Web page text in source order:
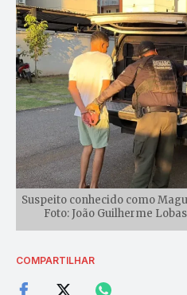
Suspeito conhecido como
Foto: João Guilherme
COMPARTILHAR